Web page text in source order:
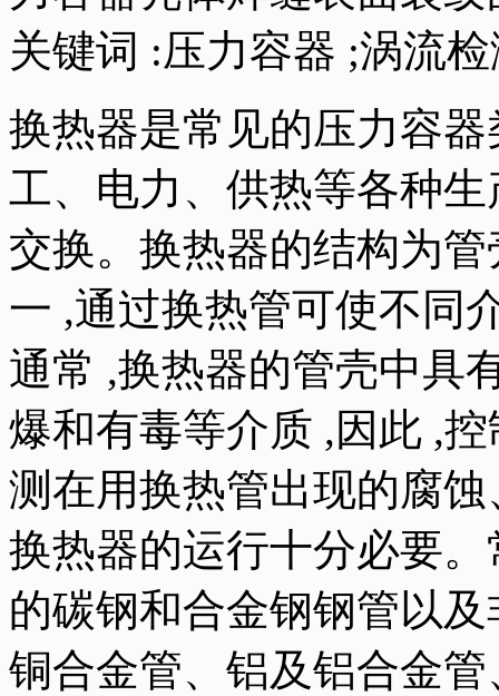
关键词 :压力容器 ;涡流
换热器是常见的压力容
工、电力、供热等各种
交换。换热器的结构为
一 ,通过换热管可使不同
通常 ,换热器的管壳中具
爆和有毒等介质 ,因此 ,
测在用换热管出现的腐
换热器的运行十分必要
的碳钢和合金钢钢管以
铜合金管、铝及铝合金